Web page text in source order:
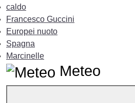
caldo
Francesco Guccini
Europei nuoto
Spagna
Marcinelle
Meteo